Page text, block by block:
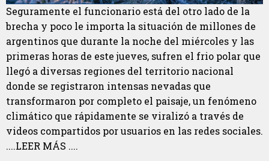
Seguramente el funcionario está del otro lado de la
brecha y poco le importa la situación de millones de
argentinos que durante la noche del miércoles y las
primeras horas de este jueves, sufren el frio polar que
llegó a diversas regiones del territorio nacional
donde se registraron intensas nevadas que
transformaron por completo el paisaje, un fenómeno
climático que rápidamente se viralizó a través de
videos compartidos por usuarios en las redes sociales.
....LEER MÁS ....